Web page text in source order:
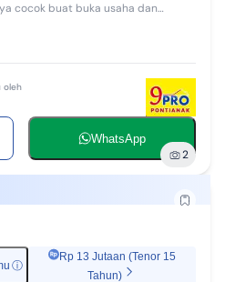
cocok buat buka usaha dan
oleh
WhatsApp
2
ⓘ
Rp 13 Jutaan (Tenor 15
Tahun)